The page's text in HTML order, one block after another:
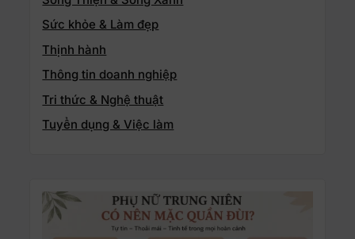
Sức khỏe & Làm đẹp
Thịnh hành
Thông tin doanh nghiệp
Tri thức & Nghệ thuật
Tuyển dụng & Việc làm